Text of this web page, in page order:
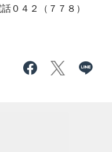
０４２（７７８）